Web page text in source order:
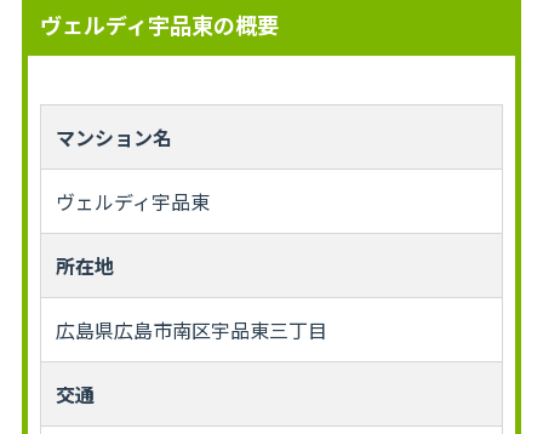
ヴェルディ宇品東の概要
マンション名
ヴェルディ宇品東
所在地
広島県広島市南区宇品東三丁目
交通